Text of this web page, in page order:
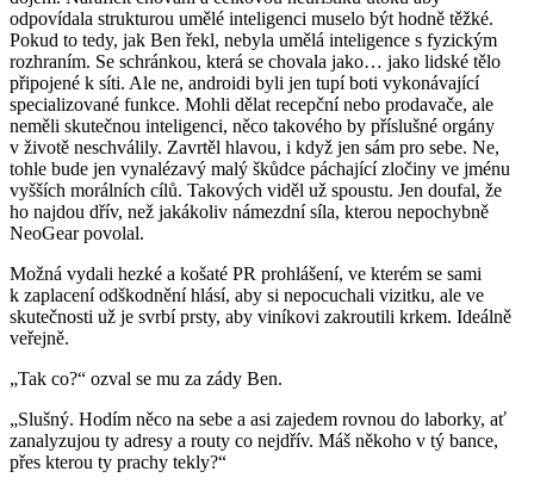
odpovídala strukturou umělé inteligenci muselo být hodně těžké.
Pokud to tedy, jak Ben řekl, nebyla umělá inteligence s fyzickým
rozhraním. Se schránkou, která se chovala jako… jako lidské tělo
připojené k síti. Ale ne, androidi byli jen tupí boti vykonávající
specializované funkce. Mohli dělat recepční nebo prodavače, ale
neměli skutečnou inteligenci, něco takového by příslušné orgány
v životě neschválily. Zavrtěl hlavou, i když jen sám pro sebe. Ne,
tohle bude jen vynalézavý malý škůdce páchající zločiny ve jménu
vyšších morálních cílů. Takových viděl už spoustu. Jen doufal, že
ho najdou dřív, než jakákoliv námezdní síla, kterou nepochybně
NeoGear povolal.
Možná vydali hezké a košaté PR prohlášení, ve kterém se sami
k zaplacení odškodnění hlásí, aby si nepocuchali vizitku, ale ve
skutečnosti už je svrbí prsty, aby viníkovi zakroutili krkem. Ideálně
veřejně.
„Tak co?“ ozval se mu za zády Ben.
„Slušný. Hodím něco na sebe a asi zajedem rovnou do laborky, ať
zanalyzujou ty adresy a routy co nejdřív. Máš někoho v tý bance,
přes kterou ty prachy tekly?“